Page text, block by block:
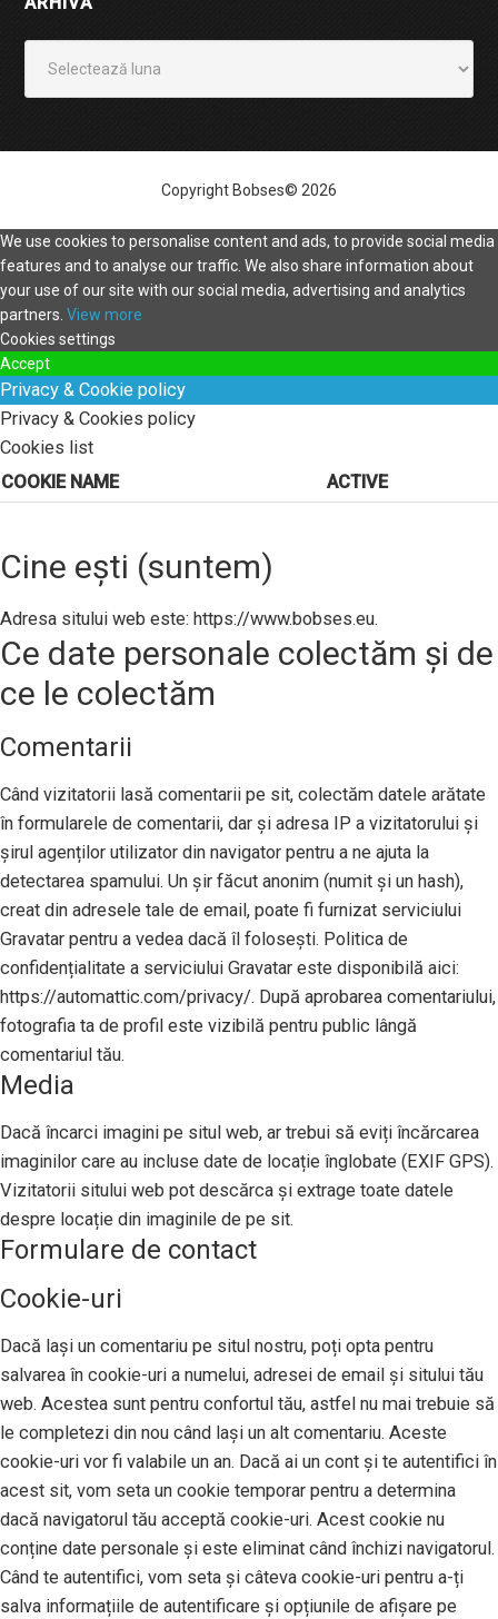
Copyright Bobses© 2026
We use cookies to personalise content and ads, to provide social media
features and to analyse our traffic. We also share information about
your use of our site with our social media, advertising and analytics
partners. View more
Cookies settings
Accept
Privacy & Cookie policy
Privacy & Cookies policy
Cookies list
COOKIE NAME
ACTIVE
Cine ești (suntem)
Adresa sitului web este: https://www.bobses.eu.
Ce date personale colectăm și de
ce le colectăm
Comentarii
Când vizitatorii lasă comentarii pe sit, colectăm datele arătate
în formularele de comentarii, dar și adresa IP a vizitatorului și
șirul agenților utilizator din navigator pentru a ne ajuta la
detectarea spamului. Un șir făcut anonim (numit și un hash),
creat din adresele tale de email, poate fi furnizat serviciului
Gravatar pentru a vedea dacă îl folosești. Politica de
confidențialitate a serviciului Gravatar este disponibilă aici:
https://automattic.com/privacy/. După aprobarea comentariului,
fotografia ta de profil este vizibilă pentru public lângă
comentariul tău.
Media
Dacă încarci imagini pe situl web, ar trebui să eviți încărcarea
imaginilor care au incluse date de locație înglobate (EXIF GPS).
Vizitatorii sitului web pot descărca și extrage toate datele
despre locație din imaginile de pe sit.
Formulare de contact
Cookie-uri
Dacă lași un comentariu pe situl nostru, poți opta pentru
salvarea în cookie-uri a numelui, adresei de email și sitului tău
web. Acestea sunt pentru confortul tău, astfel nu mai trebuie să
le completezi din nou când lași un alt comentariu. Aceste
cookie-uri vor fi valabile un an. Dacă ai un cont și te autentifici în
acest sit, vom seta un cookie temporar pentru a determina
dacă navigatorul tău acceptă cookie-uri. Acest cookie nu
conține date personale și este eliminat când închizi navigatorul.
Când te autentifici, vom seta și câteva cookie-uri pentru a-ți
salva informațiile de autentificare și opțiunile de afișare pe